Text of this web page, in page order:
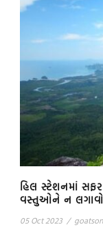
હિલ સ્ટેશનમાં
વસ્તુઓને ન લગાવો
05 Oct 2023 /